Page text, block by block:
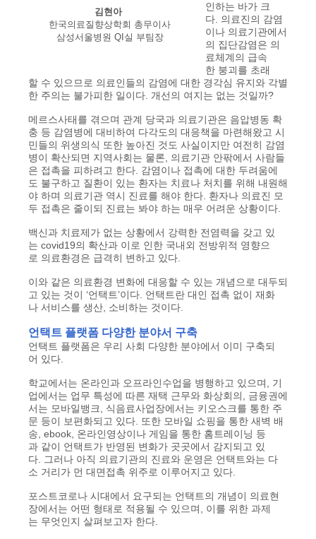
김현아
한국의료질향상학회 총무이사
삼성서울병원 QI실 부팀장
인하는 바가 크
다. 의료진의 감염
이나 의료기관에서
의 집단감염은 의
료체계의 급속
한 붕괴를 초래
할 수 있으므로 의료인들의 감염에 대한 경각심 유지와 각별
한 주의는 불가피한 일이다. 개선의 여지는 없는 것일까?
메르스사태를 겪으며 관계 당국과 의료기관은 음압병동 확
충 등 감염병에 대비하여 다각도의 대응책을 마련해왔고 시
민들의 위생의식 또한 높아진 것도 사실이지만 여전히 감염
병이 확산되면 지역사회는 물론, 의료기관 안팎에서 사람들
은 접촉을 피하려고 한다. 감염이나 접촉에 대한 두려움에
도 불구하고 질환이 있는 환자는 치료나 처치를 위해 내원해
야 하며 의료기관 역시 진료를 해야 한다. 환자나 의료진 모
두 접촉은 줄이되 진료는 봐야 하는 매우 어려운 상황이다.
백신과 치료제가 없는 상황에서 강력한 전염력을 갖고 있
는 covid19의 확산과 이로 인한 국내외 전방위적 영향으
로 의료환경은 급격히 변하고 있다.
이와 같은 의료환경 변화에 대응할 수 있는 개념으로 대두되
고 있는 것이 ‘언택트’이다. 언택트란 대인 접촉 없이 재화
나 서비스를 생산, 소비하는 것이다.
언택트 플랫폼 다양한 분야서 구축
언택트 플랫폼은 우리 사회 다양한 분야에서 이미 구축되
어 있다.
학교에서는 온라인과 오프라인수업을 병행하고 있으며, 기
업에서는 업무 특성에 따른 재택 근무와 화상회의, 금융권에
서는 모바일뱅크, 식음료사업장에서는 키오스크를 통한 주
문 등이 보편화되고 있다. 또한 모바일 쇼핑을 통한 새벽 배
송, ebook, 온라인영상이나 게임을 통한 홈트레이닝 등
과 같이 언택트가 반영된 변화가 곳곳에서 감지되고 있
다. 그러나 아직 의료기관의 진료와 운영은 언택트와는 다
소 거리가 먼 대면접촉 위주로 이루어지고 있다.
포스트코로나 시대에서 요구되는 언택트의 개념이 의료현
장에서는 어떤 형태로 적용될 수 있으며, 이를 위한 과제
는 무엇인지 살펴보고자 한다.